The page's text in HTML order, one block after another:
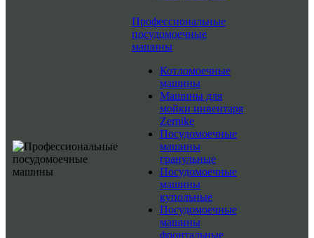
Профессиональные
посудомоечные
машины
Котломоечные
машины
Машины для
мойки инвентаря
Zernike
Посудомоечные
машины
гранульные
Посудомоечные
машины
купольные
Посудомоечные
машины
фронтальные